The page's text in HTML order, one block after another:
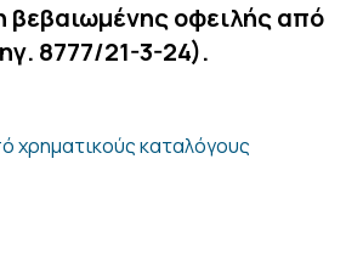
βεβαιωμένης οφειλής από
8777/21-3-24).
χρηματικούς καταλόγους